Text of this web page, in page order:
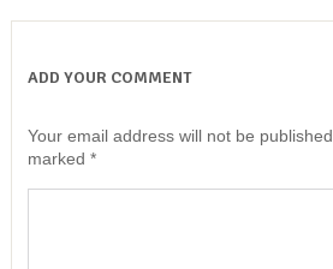
ADD YOUR COMMENT
Your email address will not be published.
marked *